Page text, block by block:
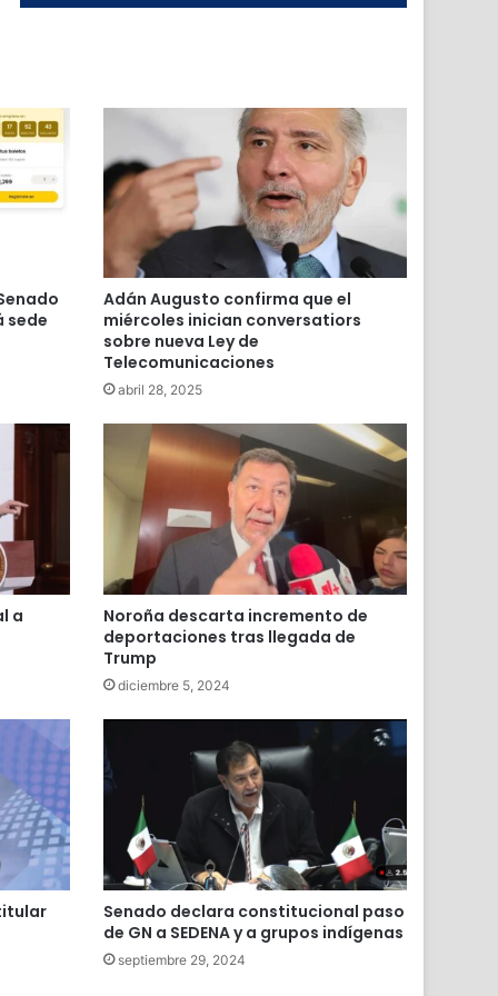
sede
Adán Augusto confirma que el
miércoles inician conversatiors
sobre nueva Ley de
Telecomunicaciones
abril 28, 2025
a
Noroña descarta incremento de
deportaciones tras llegada de
Trump
diciembre 5, 2024
Senado declara constitucional paso
de GN a SEDENA y a grupos indígenas
septiembre 29, 2024